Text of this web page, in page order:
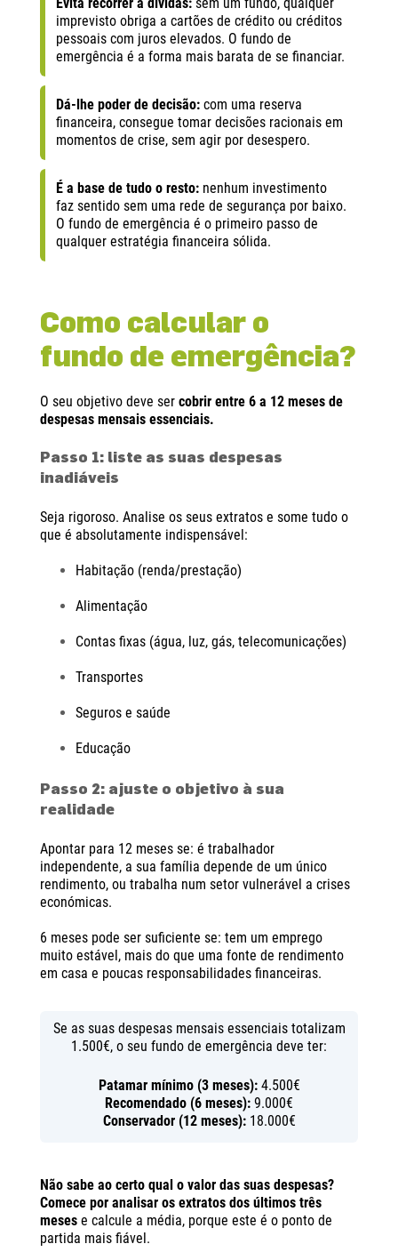
imprevisto obriga a cartões de crédito ou créditos
pessoais com juros elevados. O fundo de
emergência é a forma mais barata de se financiar.
Dá-lhe poder de decisão: com uma reserva
financeira, consegue tomar decisões racionais em
momentos de crise, sem agir por desespero.
É a base de tudo o resto: nenhum investimento
faz sentido sem uma rede de segurança por baixo.
O fundo de emergência é o primeiro passo de
qualquer estratégia financeira sólida.
Como calcular o
fundo de emergência?
O seu objetivo deve ser cobrir entre 6 a 12 meses de
despesas mensais essenciais.
Passo 1: liste as suas despesas
inadiáveis
Seja rigoroso. Analise os seus extratos e some tudo o
que é absolutamente indispensável:
Habitação (renda/prestação)
Alimentação
Contas fixas (água, luz, gás, telecomunicações)
Transportes
Seguros e saúde
Educação
Passo 2: ajuste o objetivo à sua
realidade
Apontar para 12 meses se: é trabalhador
independente, a sua família depende de um único
rendimento, ou trabalha num setor vulnerável a crises
económicas.
6 meses pode ser suficiente se: tem um emprego
muito estável, mais do que uma fonte de rendimento
em casa e poucas responsabilidades financeiras.
Se as suas despesas mensais essenciais totalizam
1.500€, o seu fundo de emergência deve ter:
Patamar mínimo (3 meses):4.500€
Recomendado (6 meses): 9.000€
Conservador (12 meses):18.000€
Não sabe ao certo qual o valor das suas despesas?
Comece por analisar os extratos dos últimos três
meses e calcule a média, porque este é o ponto de
partida mais fiável.